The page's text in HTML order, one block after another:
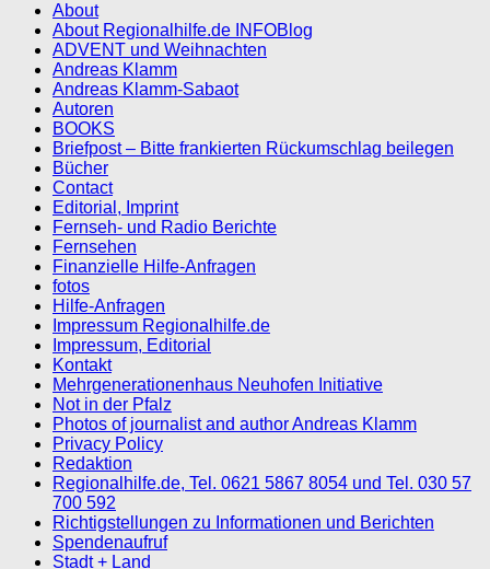
About
About Regionalhilfe.de INFOBlog
ADVENT und Weihnachten
Andreas Klamm
Andreas Klamm-Sabaot
Autoren
BOOKS
Briefpost – Bitte frankierten Rückumschlag beilegen
Bücher
Contact
Editorial, Imprint
Fernseh- und Radio Berichte
Fernsehen
Finanzielle Hilfe-Anfragen
fotos
Hilfe-Anfragen
Impressum Regionalhilfe.de
Impressum, Editorial
Kontakt
Mehrgenerationenhaus Neuhofen Initiative
Not in der Pfalz
Photos of journalist and author Andreas Klamm
Privacy Policy
Redaktion
Regionalhilfe.de, Tel. 0621 5867 8054 und Tel. 030 57
700 592
Richtigstellungen zu Informationen und Berichten
Spendenaufruf
Stadt + Land